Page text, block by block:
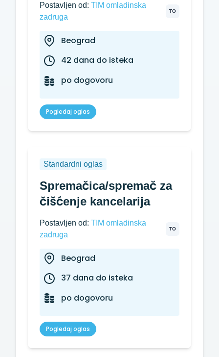
TO
Postavljen od: TIM omladinska
zadruga
Beograd
42 dana do isteka
po dogovoru
Pogledaj oglas
Standardni oglas
Spremačica/spremač za
čišćenje kancelarija
TO
Postavljen od: TIM omladinska
zadruga
Beograd
37 dana do isteka
po dogovoru
Pogledaj oglas